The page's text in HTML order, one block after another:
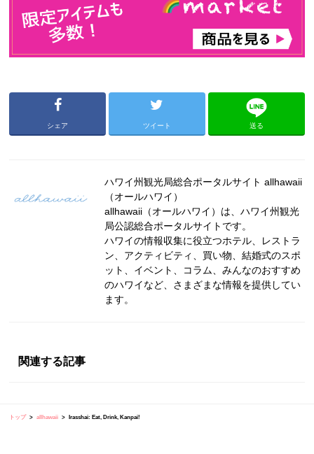
シェア ツイート 送る
ハワイ州観光局総合ポータルサイト allhawaii
（オールハワイ）
allhawaii（オールハワイ）は、ハワイ州観光
局公認総合ポータルサイトです。
ハワイの情報収集に役立つホテル、レストラ
ン、アクティビティ、買い物、結婚式のスポ
ット、イベント、コラム、みんなのおすすめ
のハワイなど、さまざまな情報を提供してい
ます。
関連する記事
トップ allhawaii Irasshai: Eat, Drink, Kanpai!